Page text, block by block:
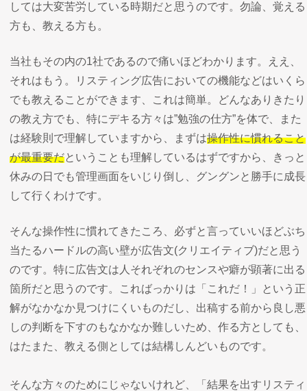
しては大変苦労している時期だと思うのです。勿論、覚える
方も、教える方も。
当社もその内の1社であるので痛いほどわかります。ええ、
それはもう。リスティング広告においての機能などはいくら
でも教えることができます、これは簡単。どんなありきたり
の教え方でも、特にデキる方々は”勉強の仕方”を体で、また
は経験則で理解していますから、まずは操作性に慣れること
が最重要だということも理解しているはずですから、きっと
休みの日でも管理画面をいじり倒し、グングンと勝手に成長
して行くわけです。
そんな操作性に慣れてきたころ、必ずと言っていいほどぶち
当たるハードルの高い壁が広告文(クリエイティブ)だと思う
のです。特に広告文は人それぞれのセンスや癖が顕著に出る
箇所だと思うのです。こればっかりは「これだ！」という正
解がなかなか見つけにくいものだし、出稿する前から良し悪
しの判断を下すのもなかなか難しいため、作る方としても、
はたまた、教える側としては結構しんどいものです。
そんな方々のためにじゃないけれど、「結果を出すリスティ